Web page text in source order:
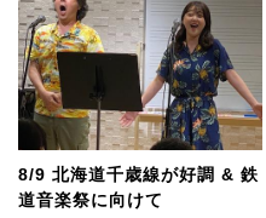
8/9 北海道千歳線が好調 & 鉄
道音楽祭に向けて